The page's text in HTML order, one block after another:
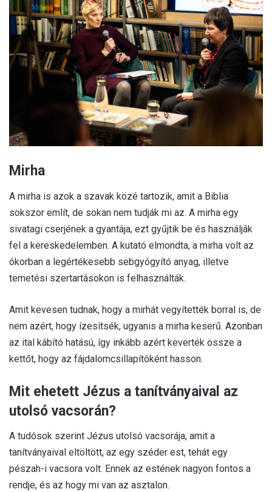
Mirha
A mirha is azok a szavak közé tartozik, amit a Biblia
sokszor említ, de sokan nem tudják mi az. A mirha egy
sivatagi cserjének a gyantája, ezt gyűjtik be és használják
fel a kereskedelemben. A kutató elmondta, a mirha volt az
ókorban a legértékesebb sebgyógyító anyag, illetve
temetési szertartásokon is felhasználták.
Amit kevesen tudnak, hogy a mirhát vegyítették borral is, de
nem azért, hogy ízesítsék, ugyanis a mirha keserű. Azonban
az ital kábító hatású, így inkább azért keverték össze a
kettőt, hogy az fájdalomcsillapítóként hasson.
Mit ehetett Jézus a tanítványaival az
utolsó vacsorán?
A tudósok szerint Jézus utolsó vacsorája, amit a
tanítványaival eltöltött, az egy széder est, tehát egy
pészah-i vacsora volt. Ennek az estének nagyon fontos a
rendje, és az hogy mi van az asztalon.